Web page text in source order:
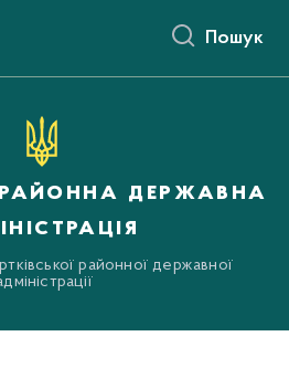
Пошук
державна
районної державної